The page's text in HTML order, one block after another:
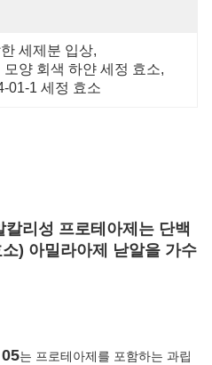
세제분 입상,
모양 회색 하얀 세정 효소,
01-1 세정 효소
리성 프로테아제는 단백
) 아밀라아제 낟알을 가수
는 프로테아제를 포함하는 과립